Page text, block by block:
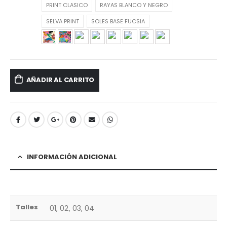
PRINT CLASICO
RAYAS BLANCO Y NEGRO
SELVA PRINT
SOLES BASE FUCSIA
AÑADIR AL CARRITO
INFORMACIÓN ADICIONAL
Talles 01, 02, 03, 04